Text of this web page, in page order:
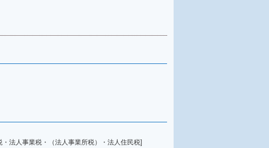
法人事業税・（法人事業所税）・法人住民税]